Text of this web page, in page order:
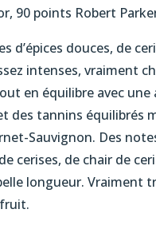
90 points Robert
d’épices douces, de
intenses, vraiment
en équilibre avec une
des tannins équilibrés
Sauvignon. Des
cerises, de chair de
longueur. Vraiment